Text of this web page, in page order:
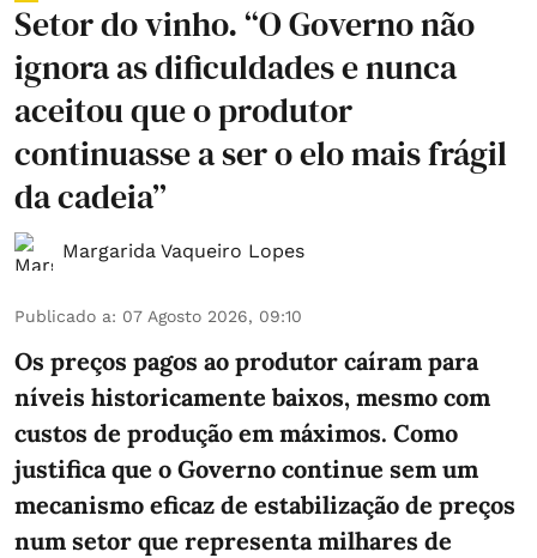
Setor do vinho. “O Governo não
ignora as dificuldades e nunca
aceitou que o produtor
continuasse a ser o elo mais frágil
da cadeia”
Margarida Vaqueiro Lopes
Publicado a: 07 Agosto 2026, 09:10
Os preços pagos ao produtor caíram para
níveis historicamente baixos, mesmo com
custos de produção em máximos. Como
justifica que o Governo continue sem um
mecanismo eficaz de estabilização de preços
num setor que representa milhares de